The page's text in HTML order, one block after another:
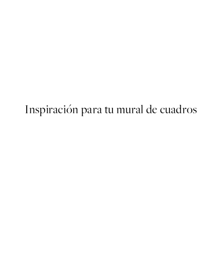
Inspiración para tu mural de cuadros